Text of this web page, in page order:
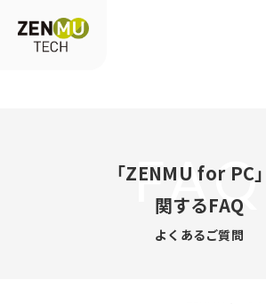
FAQ
「ZENMU for PC
関するFAQ
よくあるご質問